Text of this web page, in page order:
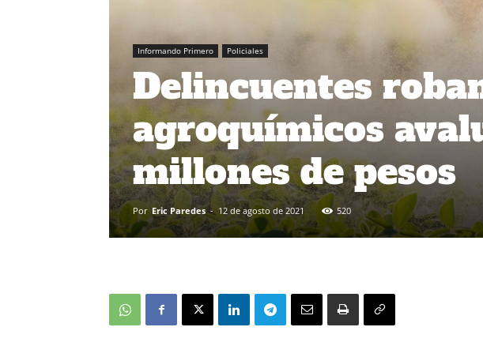
Informando Primero Policiales
Delincuentes
agroquímicos
millones de pesos
Por Eric Paredes - 12 de agosto de 2021 520